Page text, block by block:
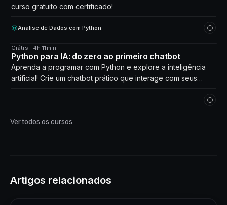
curso gratuito com certificado!
Análise de Dados com Python
CURSO
Grátis · 4h 11min
Python para IA: do zero ao primeiro chatbot
Aprenda a programar com Python e explore a inteligência
artificial! Crie um chatbot prático que interage com seus
Ver todos os cursos
Artigos relacionados